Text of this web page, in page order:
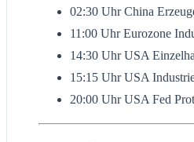
02:30 Uhr China
11:00 Uhr Eurozone
14:30 Uhr USA
15:15 Uhr USA
20:00 Uhr USA Fed